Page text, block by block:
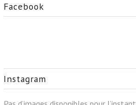
Facebook
Instagram